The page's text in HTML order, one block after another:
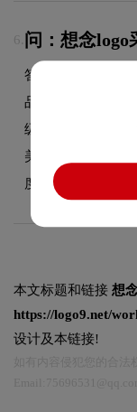
6. 问：想念logo
答：想念品牌整体
品牌定位，运用经
级感，经久不衰
美学，又能有效
度。
本文标题和链接 想
https://logo9.net/
设计及本链接!